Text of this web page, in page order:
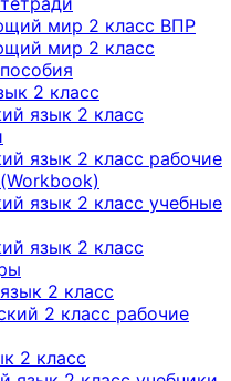
мир 2 класс ВПР
мир 2 класс
2 класс
язык 2 класс
язык 2 класс рабочие
язык 2 класс учебные
язык 2 класс
2 класс
2 класс рабочие
2 класс